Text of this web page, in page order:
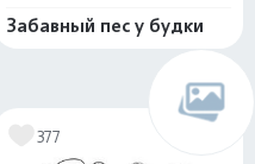
Забавный пес у будки
377